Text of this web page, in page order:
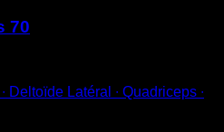
70
Deltoïde Latéral ∙ Quadriceps ∙